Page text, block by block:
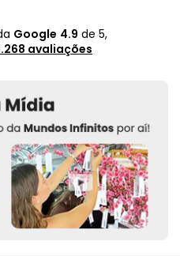
Google 4.9 de 5,
avaliações